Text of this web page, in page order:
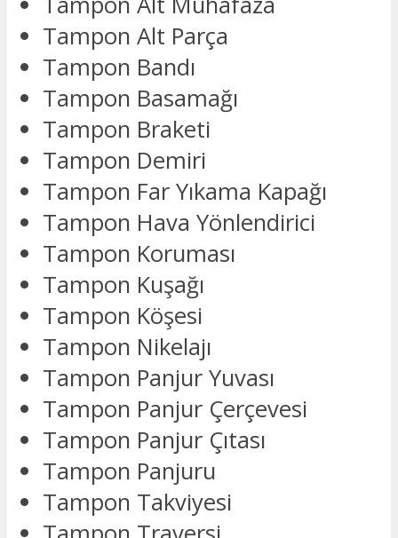
Tampon Alt Parça
Tampon Bandı
Tampon Basamağı
Tampon Braketi
Tampon Demiri
Tampon Far Yıkama Kapağı
Tampon Hava Yönlendirici
Tampon Koruması
Tampon Kuşağı
Tampon Köşesi
Tampon Nikelajı
Tampon Panjur Yuvası
Tampon Panjur Çerçevesi
Tampon Panjur Çıtası
Tampon Panjuru
Tampon Takviyesi